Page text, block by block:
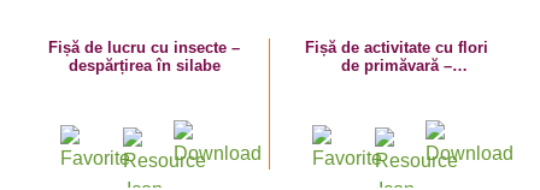
Fișă de lucru cu insecte –
despărțirea în silabe
Fișă de activitate cu flori
de primăvară –